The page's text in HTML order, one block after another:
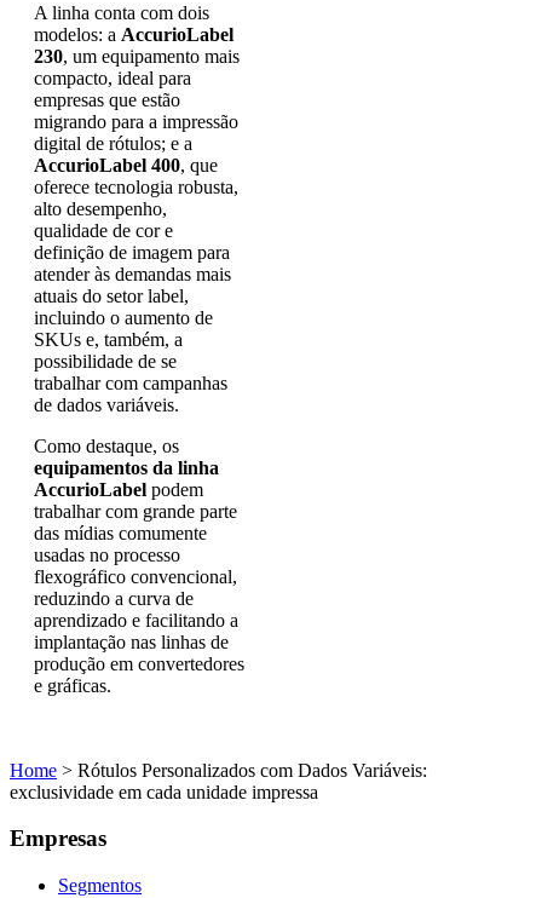
A linha conta com dois
modelos: a AccurioLabel
230, um equipamento mais
compacto, ideal para
empresas que estão
migrando para a impressão
digital de rótulos; e a
AccurioLabel 400, que
oferece tecnologia robusta,
alto desempenho,
qualidade de cor e
definição de imagem para
atender às demandas mais
atuais do setor label,
incluindo o aumento de
SKUs e, também, a
possibilidade de se
trabalhar com campanhas
de dados variáveis.
Como destaque, os
equipamentos da linha
AccurioLabel podem
trabalhar com grande parte
das mídias comumente
usadas no processo
flexográfico convencional,
reduzindo a curva de
aprendizado e facilitando a
implantação nas linhas de
produção em convertedores
e gráficas.
Home > Rótulos Personalizados com Dados Variáveis:
exclusividade em cada unidade impressa
Empresas
Segmentos